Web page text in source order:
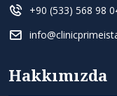
+90 (533) 568 98
Hakkımızda